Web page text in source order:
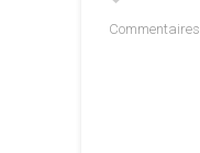
Commentaires